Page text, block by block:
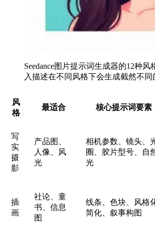
Seedance图片提示词生成器的12种风
入描述在不同风格下会生成截然不同
风
格
最适合 核心提示词要素
写
实
摄
影
产品图、
人像、风
光
相机参数、镜头、
圈、胶片型号、自
光
插
画
社论、童
书、信息
图
线条、色块、风格
简化、叙事构图